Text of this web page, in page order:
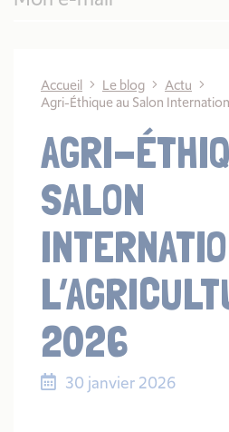
Accueil Le blog
Actu
Agri-Éthique au Salon
AGRI-
SALON
2026
30 janvier 2026